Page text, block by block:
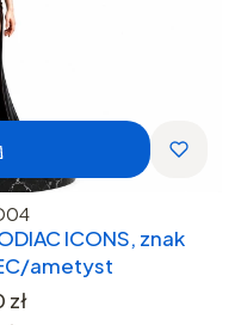
ICONS, znak
ametyst
zł